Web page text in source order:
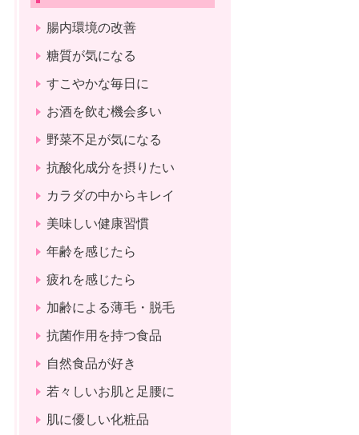
腸内環境の改善
糖質が気になる
すこやかな毎日に
お酒を飲む機会多い
野菜不足が気になる
抗酸化成分を摂りたい
カラダの中からキレイ
美味しい健康習慣
年齢を感じたら
疲れを感じたら
加齢による薄毛・脱毛
抗菌作用を持つ食品
自然食品が好き
若々しいお肌と足腰に
肌に優しい化粧品